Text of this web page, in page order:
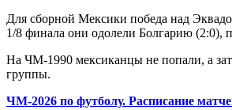
Для сборной Мексики победа над
1/8 финала они одолели Болгарию (2:0),
На ЧМ-1990 мексиканцы не попали, а
группы.
ЧМ-2026 по футболу. Расписание